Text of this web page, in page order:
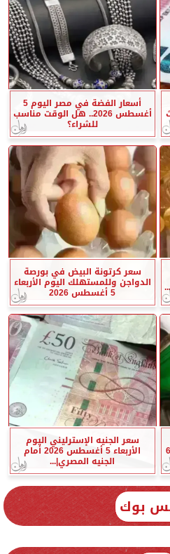
أسعار الفضة في مصر اليوم 5
أغسطس 2026.. هل الوقت مناسب
للشراء؟
سعر كرتونة البيض في بورصة
الدواجن وللمستهلك اليوم الأربعاء
5 أغسطس 2026
الطبيعي في مصر اليوم الخميس 6
سعر الجنيه الإسترليني اليوم
الأربعاء 5 أغسطس 2026 أمام
الجنيه المصري|...
بوك